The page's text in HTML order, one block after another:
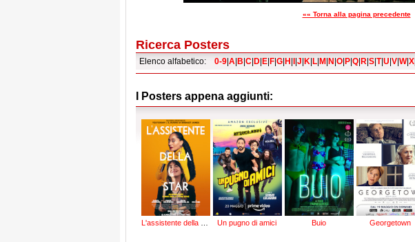
«« Torna alla pagina precedente
Ricerca Posters
Elenco alfabetico: 0-9 A B C D E F G H J K L M N O P Q R S T|U V W|X
I Posters appena aggiunti:
L'assistente della star Un pugno di amici Buio Georgetown